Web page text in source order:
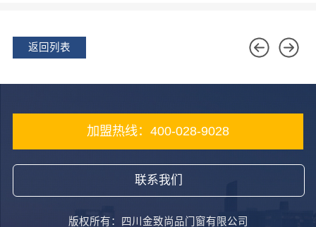
返回列表
加盟热线：400-028-9028
联系我们
版权所有：四川金致尚品门窗有限公司